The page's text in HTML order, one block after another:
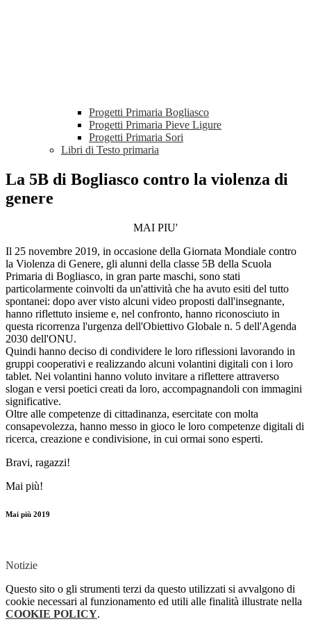
Progetti Primaria Bogliasco
Progetti Primaria Pieve Ligure
Progetti Primaria Sori
Libri di Testo primaria
La 5B di Bogliasco contro la violenza di
genere
MAI PIU'
Il 25 novembre 2019, in occasione della Giornata Mondiale contro
la Violenza di Genere, gli alunni della classe 5B della Scuola
Primaria di Bogliasco, in gran parte maschi, sono stati
particolarmente coinvolti da un'attività che ha avuto esiti del tutto
spontanei: dopo aver visto alcuni video proposti dall'insegnante,
hanno riflettuto insieme e, nel confronto, hanno riconosciuto in
questa ricorrenza l'urgenza dell'Obiettivo Globale n. 5 dell'Agenda
2030 dell'ONU.
Quindi hanno deciso di condividere le loro riflessioni lavorando in
gruppi cooperativi e realizzando alcuni volantini digitali con i loro
tablet. Nei volantini hanno voluto invitare a riflettere attraverso
slogan e versi poetici creati da loro, accompagnandoli con immagini
significative.
Oltre alle competenze di cittadinanza, esercitate con molta
consapevolezza, hanno messo in gioco le loro competenze digitali di
ricerca, creazione e condivisione, in cui ormai sono esperti.
Bravi, ragazzi!
Mai più!
Mai più 2019
Notizie
Questo sito o gli strumenti terzi da questo utilizzati si avvalgono di
cookie necessari al funzionamento ed utili alle finalità illustrate nella
COOKIE POLICY.